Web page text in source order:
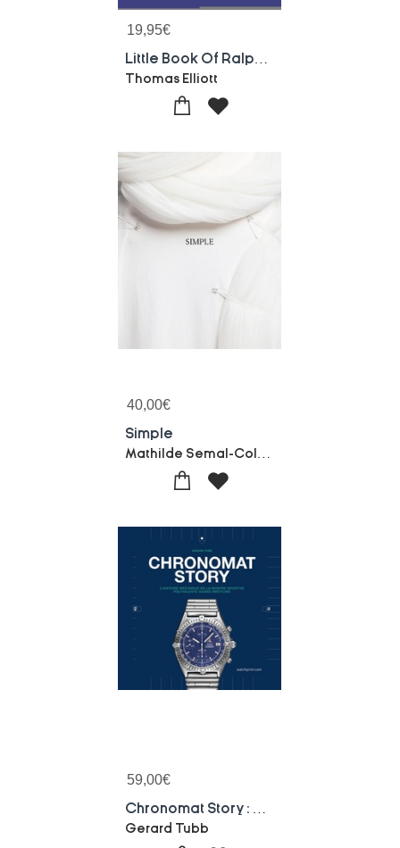
19,95€
Thomas Elliott
40,00€
Simple
59,00€
Gerard Tubb